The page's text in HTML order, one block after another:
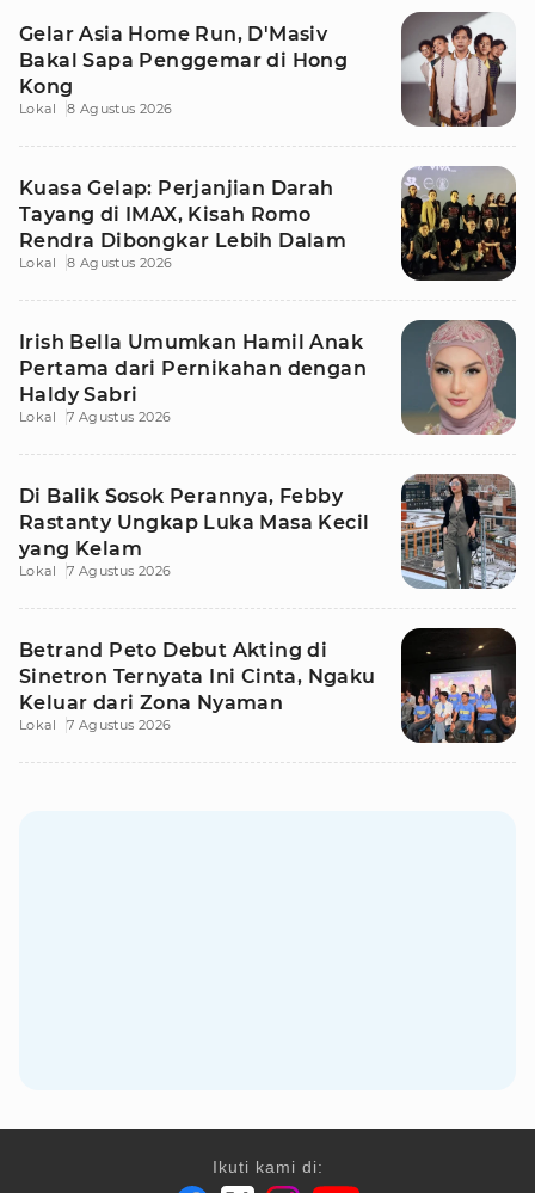
Gelar Asia Home Run, D'Masiv
Bakal Sapa Penggemar di Hong
Kong
Lokal 8 Agustus 2026
Kuasa Gelap: Perjanjian Darah
Tayang di IMAX, Kisah Romo
Rendra Dibongkar Lebih Dalam
Lokal 8 Agustus 2026
Irish Bella Umumkan Hamil Anak
Pertama dari Pernikahan dengan
Haldy Sabri
Lokal 7 Agustus 2026
Di Balik Sosok Perannya, Febby
Rastanty Ungkap Luka Masa Kecil
yang Kelam
Lokal 7 Agustus 2026
Betrand Peto Debut Akting di
Sinetron Ternyata Ini Cinta, Ngaku
Keluar dari Zona Nyaman
Lokal 7 Agustus 2026
Ikuti kami di: